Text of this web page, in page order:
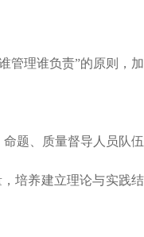
管理谁负责”的原则，加
题、质量督导人员队伍
培养建立理论与实践结